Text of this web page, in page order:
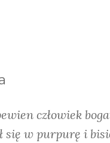
człowiek
się w purpurę i